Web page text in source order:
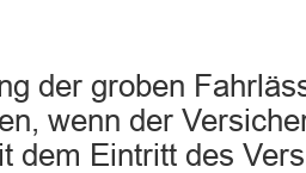
der groben
wenn der
dem Eintritt des